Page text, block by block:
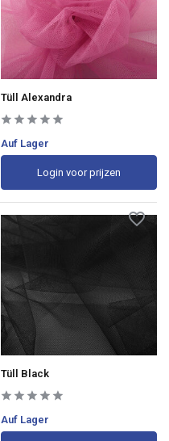
Tüll Alexandra
Auf Lager
Login voor prijzen
Tüll Black
Auf Lager